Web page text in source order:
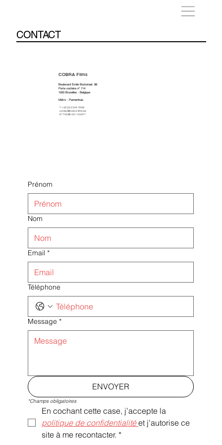
CONTACT
COBRA Films
Boulevard Emile Bockstael, 88
Porte cochère nº 114
1020 Bruxelles - Belgique
Métro : Pannenhuis
T + 32 (0) 2 544 19 69
contact@cobra-films.be
N° TVA BE 431.143.917
Prénom
Nom
Email *
Téléphone
Message *
ENVOYER
*Champs obligatoires
politique de confidentialité et j'autorise ce
site à me recontacter. *